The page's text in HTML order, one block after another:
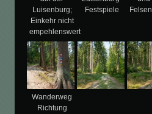
Luisenburg;
Einkehr nicht
empehlenswert
Festspiele
Wanderweg
Richtung